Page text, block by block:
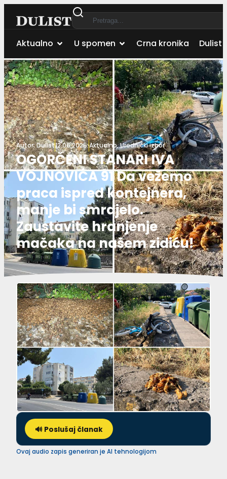
Aktualno U spomen Crna kronika Dulist
Autor:Dulist12.06.2025.Aktualno,Urednički izbor
OGORČENI STANARI IVA
VOJNOVIĆA 91 Da vežemo
praca ispred kontejnera,
manje bi smrdjelo.
Zaustavite hranjenje
mačaka na našem zidiću!
🔊 Poslušaj članak
Ovaj audio zapis generiran je AI tehnologijom